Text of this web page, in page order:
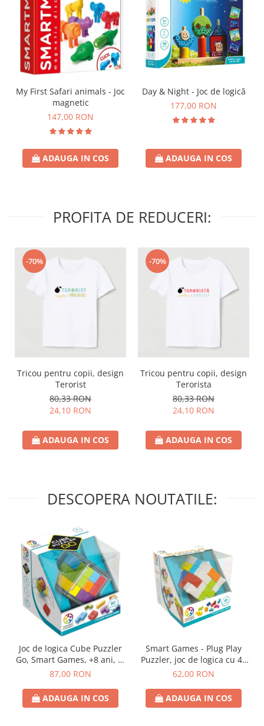
My First Safari animals - Joc
magnetic
147,00 RON
ADAUGA IN COS
Day & Night - Joc de logică
177,00 RON
ADAUGA IN COS
PROFITA DE REDUCERI:
-70%
Tricou pentru copii, design
Terorist
80,33 RON
24,10 RON
ADAUGA IN COS
-70%
Tricou pentru copii, design
Terorista
80,33 RON
24,10 RON
ADAUGA IN COS
DESCOPERA NOUTATILE:
Joc de logica Cube Puzzler
Go, Smart Games, +8 ani, lb
romana
87,00 RON
ADAUGA IN COS
Smart Games - Plug Play
Puzzler, joc de logica cu 48
de provocari, 6+ ani, lb
62,00 RON
ADAUGA IN COS